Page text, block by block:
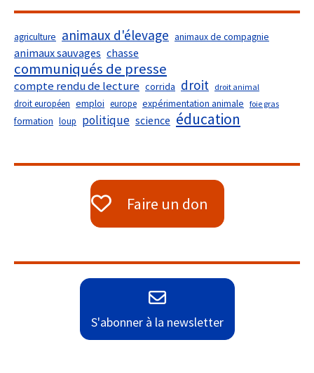
agriculture animaux d'élevage animaux de compagnie
animaux sauvages chasse
communiqués de presse
compte rendu de lecture corrida droit droit animal
droit européen emploi europe expérimentation animale foie gras
formation loup politique science éducation
Faire un don
S'abonner à la newsletter